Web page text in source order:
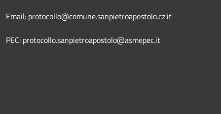
Email: protocollo@comune.sanpietroapostolo.cz.it
PEC: protocollo.sanpietroapostolo@asmepec.it